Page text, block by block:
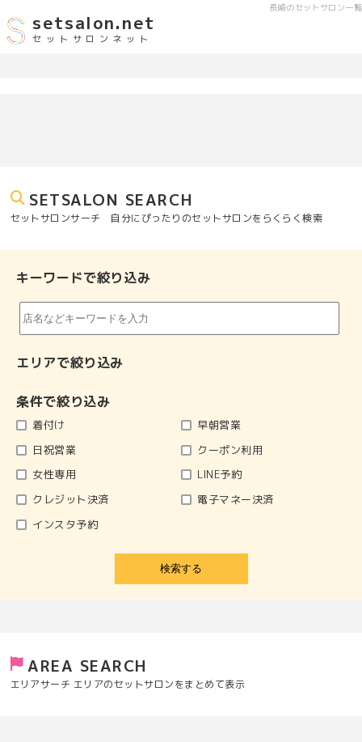
長崎のセットサロン一覧
setsalon.net
セットサロンネット
SETSALON SEARCH
セットサロンサーチ 自分にぴったりのセットサロンをらくらく検索
キーワードで絞り込み
エリアで絞り込み
条件で絞り込み
着付け
早朝営業
日祝営業
クーポン利用
女性専用
LINE予約
クレジット決済
電子マネー決済
インスタ予約
検索する
AREA SEARCH
エリアサーチ エリアのセットサロンをまとめて表示